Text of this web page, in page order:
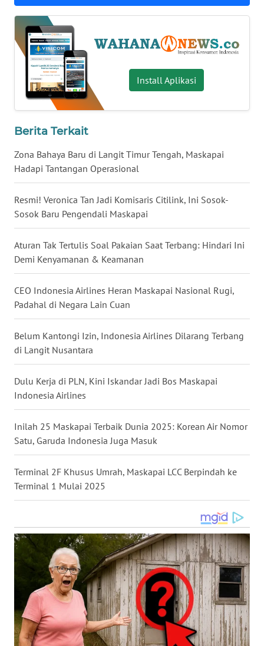
Install Aplikasi
Berita Terkait
Zona Bahaya Baru di Langit Timur Tengah, Maskapai
Hadapi Tantangan Operasional
Resmi! Veronica Tan Jadi Komisaris Citilink, Ini Sosok-
Sosok Baru Pengendali Maskapai
Aturan Tak Tertulis Soal Pakaian Saat Terbang: Hindari Ini
Demi Kenyamanan & Keamanan
CEO Indonesia Airlines Heran Maskapai Nasional Rugi,
Padahal di Negara Lain Cuan
Belum Kantongi Izin, Indonesia Airlines Dilarang Terbang
di Langit Nusantara
Dulu Kerja di PLN, Kini Iskandar Jadi Bos Maskapai
Indonesia Airlines
Inilah 25 Maskapai Terbaik Dunia 2025: Korean Air Nomor
Satu, Garuda Indonesia Juga Masuk
Terminal 2F Khusus Umrah, Maskapai LCC Berpindah ke
Terminal 1 Mulai 2025
WN
BABEL
WN
SUMBAR
BENGKULU
LAMPUNG
JATENG
NUSANTARA
WN
JOGJA
WN
JATIM
WN
BALI
WN
WN
KALTARA
WN
KALSEL
WN
KALTIM